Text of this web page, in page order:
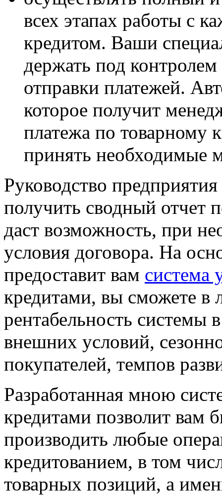
всех этапах работы с
кредитом. Ваши
держать под
отправки платежей.
которое получит
платежа по товарному
принять необходимые
Руководство
получить сводный отчет
даст возможность, при
условия договора. На
предоставит вам система
кредитами, вы сможете в
рентабельность системы
внешних условий,
покупателей, темпов
Разработанная мною
кредитами позволит вам
производить любые
кредитованием, в том
товарных позиций, а